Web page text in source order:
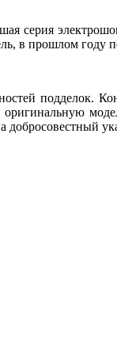
серия
в прошлом году
подделок.
а добросовестный